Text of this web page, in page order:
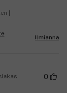
|
Ilmianna
0